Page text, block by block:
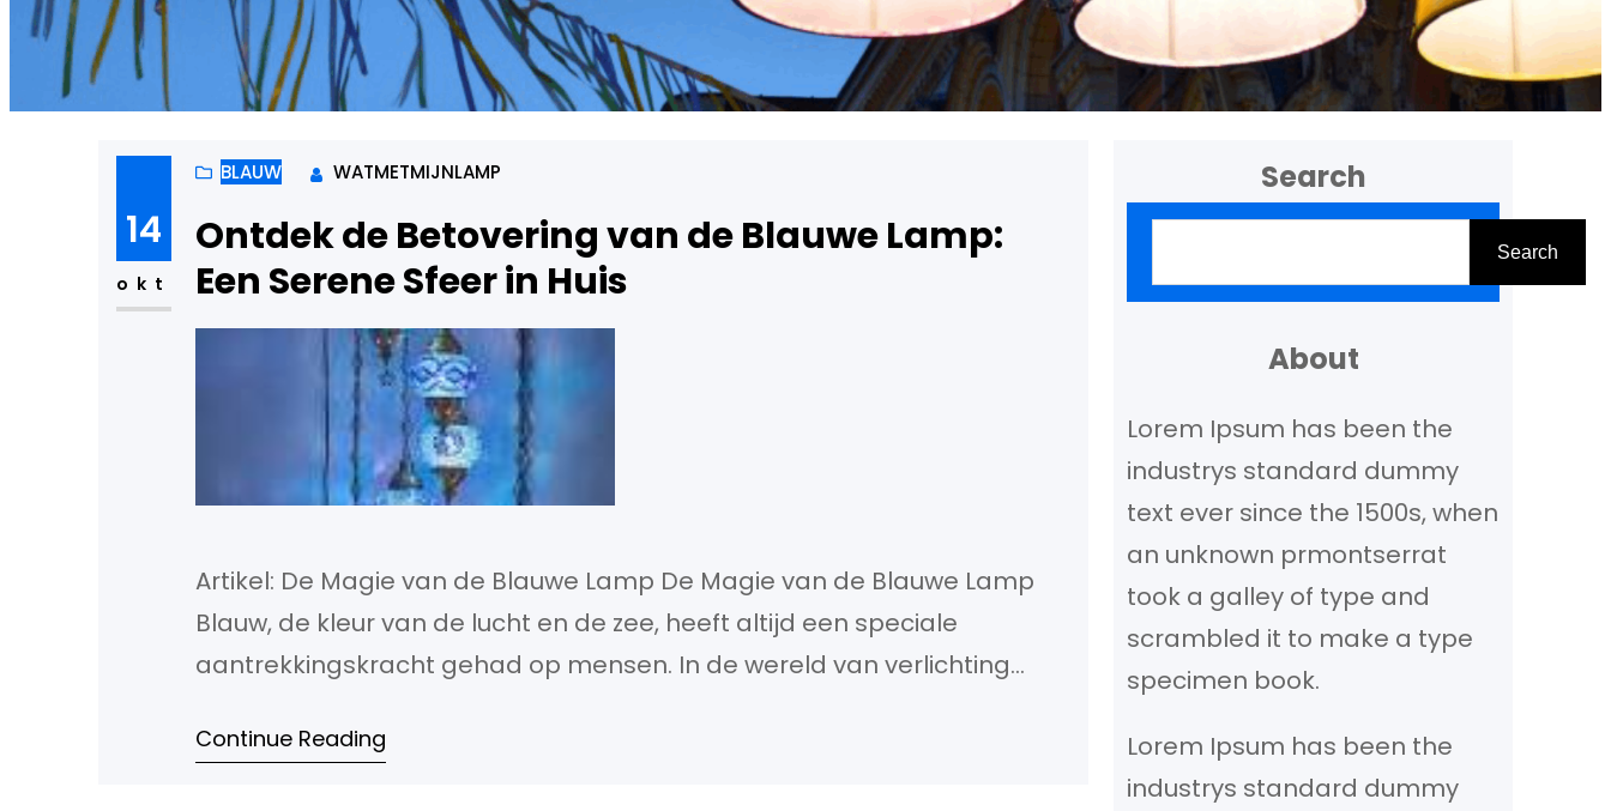
14
okt
BLAUW WATMETMIJNLAMP
Ontdek de Betovering van de Blauwe Lamp:
Een Serene Sfeer in Huis
Artikel: De Magie van de Blauwe Lamp De Magie van de Blauwe Lamp
Blauw, de kleur van de lucht en de zee, heeft altijd een speciale
aantrekkingskracht gehad op mensen. In de wereld van verlichting
veelzijdige toepassingen. De Psychologie van Blauw Licht Blauw licht
Continue Reading
Search
e
n
Search
About
Lorem Ipsum has been the
industrys standard dummy
text ever since the 1500s, when
an unknown prmontserrat
took a galley of type and
scrambled it to make a type
specimen book.
Lorem Ipsum has been the
industrys standard dummy